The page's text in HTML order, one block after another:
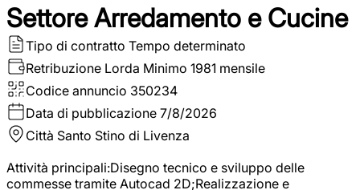
Settore Arredamento e Cucine
Tipo di contratto Tempo determinato
Retribuzione Lorda Minimo 1981 mensile
Codice annuncio 350234
Data di pubblicazione 7/8/2026
Città Santo Stino di Livenza
Attività principali:Disegno tecnico e sviluppo delle
commesse tramite Autocad 2D;Realizzazione e